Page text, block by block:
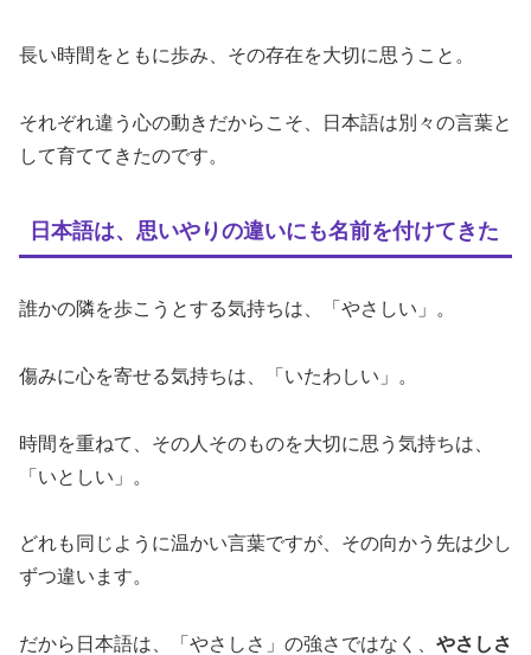
長い時間をともに歩み、その存在を大切に思うこと。
それぞれ違う心の動きだからこそ、日本語は別々の言葉と
して育ててきたのです。
日本語は、思いやりの違いにも名前を付けてきた
誰かの隣を歩こうとする気持ちは、「やさしい」。
傷みに心を寄せる気持ちは、「いたわしい」。
時間を重ねて、その人そのものを大切に思う気持ちは、
「いとしい」。
どれも同じように温かい言葉ですが、その向かう先は少し
ずつ違います。
だから日本語は、「やさしさ」の強さではなく、 やさしさ